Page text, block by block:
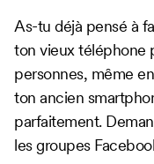
As-tu déjà pensé à
ton vieux téléphone
personnes, même
ton ancien
parfaitement.
les groupes